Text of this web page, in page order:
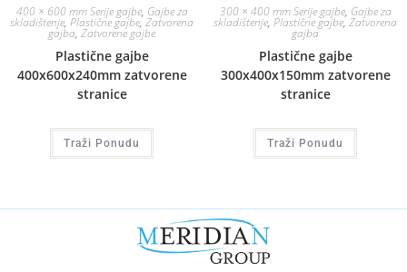
400 × 600 mm Serije gajbe, Gajbe za
skladištenje, Plastične gajbe,Zatvorena
gajba, Zatvorene gajbe
Plastične gajbe
400x600x240mm zatvorene
stranice
Traži Ponudu
300 × 400 mm Serije gajbe, Gajbe za
skladištenje, Plastične gajbe,Zatvorena
gajba
Plastične gajbe
300x400x150mm zatvorene
stranice
Traži Ponudu